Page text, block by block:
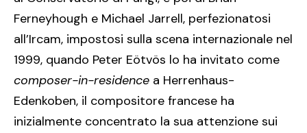
Ferneyhough e Michael Jarrell, perfezionatosi
all’Ircam, impostosi sulla scena internazionale nel
1999, quando Peter Eötvös lo ha invitato come
composer-in-residence a Herrenhaus-
Edenkoben, il compositore francese ha
inizialmente concentrato la sua attenzione sui